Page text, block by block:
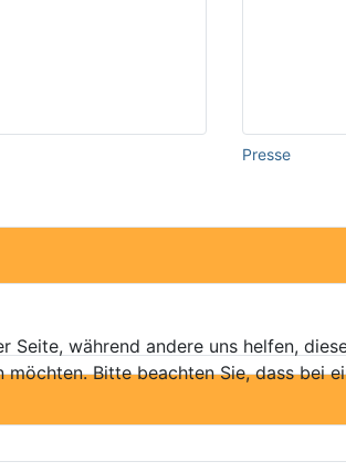
Presse
während andere uns helfen,
Bitte beachten Sie, dass bei